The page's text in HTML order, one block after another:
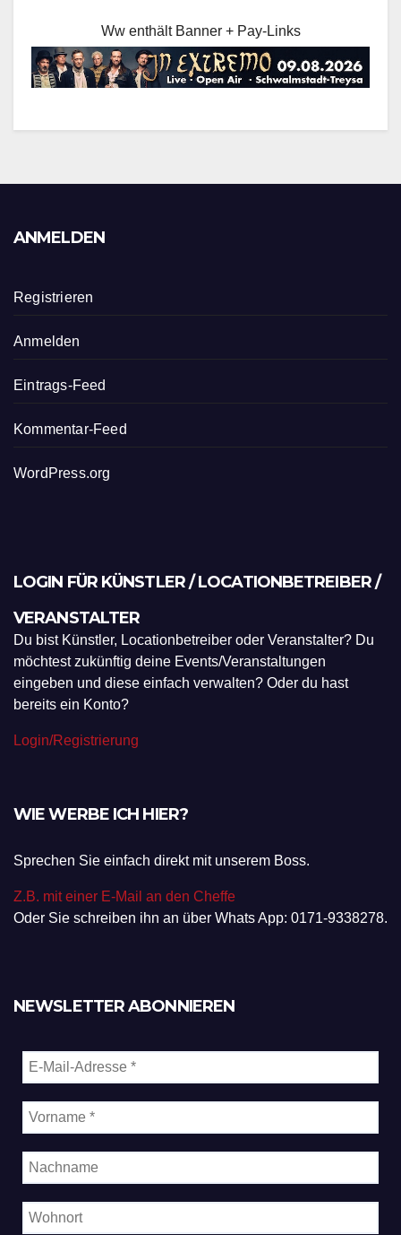
Ww enthält Banner + Pay-Links
ANMELDEN
Registrieren
Anmelden
Eintrags-Feed
Kommentar-Feed
WordPress.org
LOGIN FÜR KÜNSTLER / LOCATIONBETREIBER /
VERANSTALTER
Du bist Künstler, Locationbetreiber oder Veranstalter? Du
möchtest zukünftig deine Events/Veranstaltungen
eingeben und diese einfach verwalten? Oder du hast
bereits ein Konto?
Login/Registrierung
WIE WERBE ICH HIER?
Sprechen Sie einfach direkt mit unserem Boss.
Z.B. mit einer E-Mail an den Cheffe
Oder Sie schreiben ihn an über Whats App: 0171-9338278.
NEWSLETTER ABONNIEREN